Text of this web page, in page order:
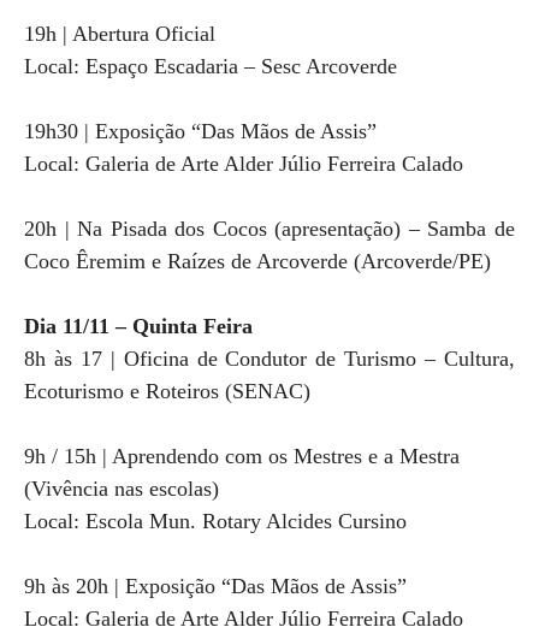
19h | Abertura Oficial
Local: Espaço Escadaria – Sesc Arcoverde
19h30 | Exposição “Das Mãos de Assis”
Local: Galeria de Arte Alder Júlio Ferreira Calado
20h | Na Pisada dos Cocos (apresentação) – Samba de
Coco Êremim e Raízes de Arcoverde (Arcoverde/PE)
Dia 11/11 – Quinta Feira
8h às 17 | Oficina de Condutor de Turismo – Cultura,
Ecoturismo e Roteiros (SENAC)
9h / 15h | Aprendendo com os Mestres e a Mestra
(Vivência nas escolas)
Local: Escola Mun. Rotary Alcides Cursino
9h às 20h | Exposição “Das Mãos de Assis”
Local: Galeria de Arte Alder Júlio Ferreira Calado